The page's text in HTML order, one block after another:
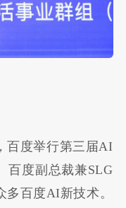
百度举行第三届AI
百度副总裁兼SLG
百度AI新技术。